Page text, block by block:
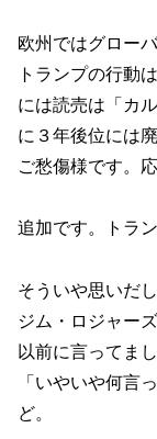
欧州ではグロー
トランプの行動
には読売は「カ
に３年後位には
ご愁傷様です。
追加です。トラ
そういや思いだ
ジム・ロジャー
以前に言ってま
「いやいや何言
ど。